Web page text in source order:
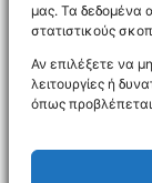
μας. Τα δεδομένα
στατιστικούς
Αν επιλέξετε να
λειτουργίες ή
όπως